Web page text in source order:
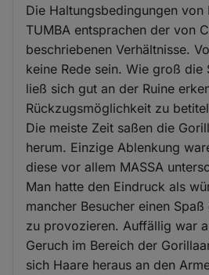
Die Haltungsbedingungen von
TUMBA entsprachen der von
beschriebenen Verhältnisse.
keine Rede sein. Wie groß die
ließ sich gut an der Ruine
Rückzugsmöglichkeit zu
Die meiste Zeit saßen die
herum. Einzige Ablenkung
diese vor allem MASSA
Man hatte den Eindruck als
mancher Besucher einen
zu provozieren. Auffällig war
Geruch im Bereich der
sich Haare heraus an den